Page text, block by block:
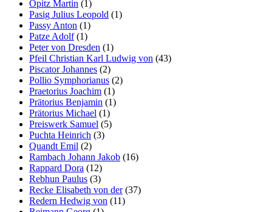
Opitz Martin (1)
Pasig Julius Leopold (1)
Passy Anton (1)
Patze Adolf(1)
Peter von Dresden (1)
Pfeil Christian Karl Ludwig von (43)
Piscator Johannes (2)
Pollio Symphorianus (2)
Praetorius Joachim (1)
Prätorius Benjamin (1)
Prätorius Michael (1)
Preiswerk Samuel (5)
Puchta Heinrich (3)
Quandt Emil (2)
Rambach Johann Jakob (16)
Rappard Dora (12)
Rebhun Paulus (3)
Recke Elisabeth von der(37)
Redern Hedwig von (11)